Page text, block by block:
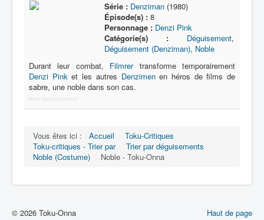
COSAA
Lexique
Équipe
Personnage
Mecha
Série : Denziman(1980)
Épisode(s) :8
Personnage : Denzi Pink
Catégorie(s) :
Déguisement,
Déguisement (Denziman), Noble
Durant leur combat, Filmrertransforme temporairement
Denzi Pinket les autres Denzimenen héros de films de
sabre, une noble dans son cas.
More Joomla Extensions
Vous êtes ici : Accueil
Toku-Critiques
Toku-critiques - Trier par
Trier par déguisements
Noble (Costume)
Noble - Toku-Onna
Haut de page
© 2026 Toku-Onna